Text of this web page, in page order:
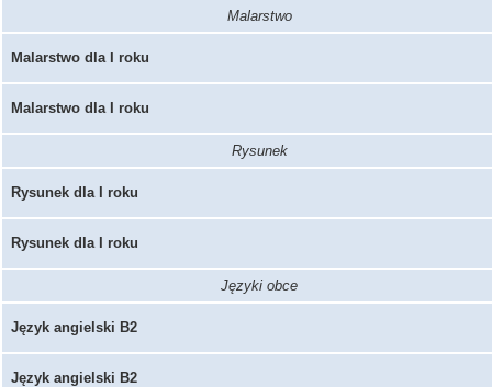
Malarstwo
Malarstwo dla I roku
Malarstwo dla I roku
Rysunek
Rysunek dla I roku
Rysunek dla I roku
Języki obce
Język angielski B2
Język angielski B2